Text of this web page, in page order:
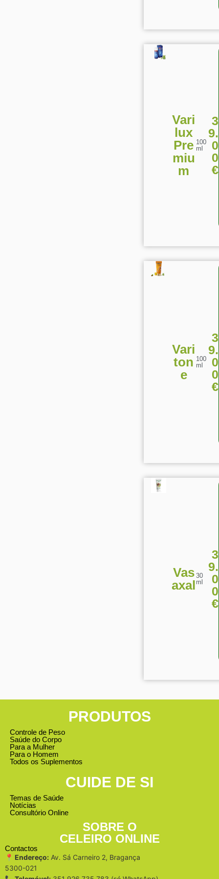
Vari
lux
Pre
miu
m
100
ml
3
9.
0
0
€
Vari
ton
e
100
ml
3
9.
0
0
€
Vas
axal
30
ml
3
9.
0
0
€
PRODUTOS
Controle de Peso
Saúde do Corpo
Para a Mulher
Para o Homem
Todos os Suplementos
CUIDE DE SI
Temas de Saúde
Notícias
Consultório Online
SOBRE O
CELEIRO ONLINE
Contactos
📍 Endereço: Av. Sá Carneiro 2, Bragança
5300-021